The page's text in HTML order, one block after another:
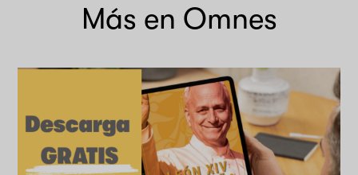
Más en Omnes